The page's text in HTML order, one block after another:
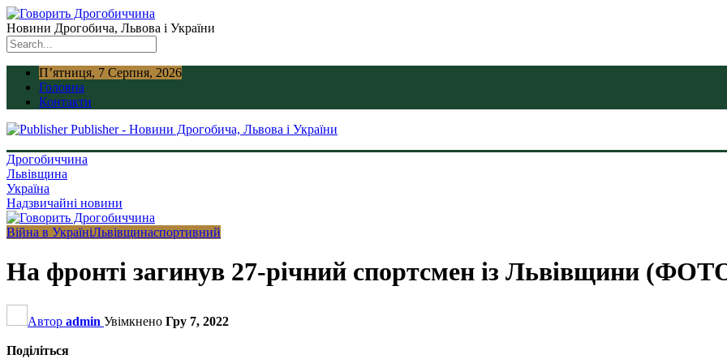
Новини Дрогобича, Львова і України
П’ятниця, 7 Серпня, 2026
Головна
Контакти
Publisher - Новини Дрогобича, Львова і України
Дрогобиччина
Львівщина
Україна
Надзвичайні новини
Війна в УкраїніЛьвівщинаспортивний
На фронті загинув 27-річний спортсмен із Львівщини
Автор admin Увімкнено Гру 7, 2022
Поділіться